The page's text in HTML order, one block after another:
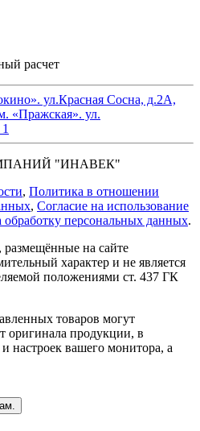
расчет
ул.Красная Сосна, д.2А,
«Пражская». ул.
"ИНАВЕК"
, Политика в отношении
, Cогласие на использование
обработку персональных данных.
на сайте
характер и не является
положениями ст. 437 ГК
товаров могут
оригинала продукции, в
настроек вашего монитора, а